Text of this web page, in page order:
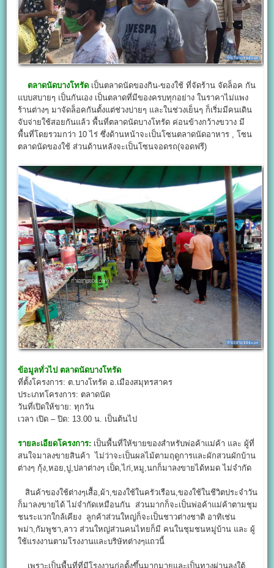
ตลาดนัดบางโทรัด เป็นตลาดนัดของกิน-ของใช้ ที่จัดร้าน จัดล็อค กัน
แบบสบายๆ เป็นกันเอง เป็นตลาดที่มีของครบทุกอย่าง ในราคาไม่แพง
ร้านต่างๆ มาจัดล็อคกันตั้งแต่ช่วงบ่ายๆ และในช่วงเย็นๆ ก็เริ่มมีคนเดิน
จับจ่ายใช้สอยกันแล้ว พื้นที่ตลาดนัดบางโทรัด ค่อนข้างกว้างขวาง มี
พื้นที่โดยรวมกว่า 10 ไร่ ซึ่งด้านหน้าจะเป็นโซนตลาดนัดอาหาร , โซน
ตลาดนัดของใช้ ส่วนด้านหลังจะเป็นโซนจอดรถ(จอดฟรี)
ข้อมูลทั่วไป ตลาดนัดบางโทรัด
ที่ตั้งโครงการ: ต.บางโทรัด อ.เมืองสมุทรสาคร
ประเภทโครงการ: ตลาดนัด
วันที่เปิดให้ขาย: ทุกวัน
เวลา เปิด – ปิด: 13.00 น. เป็นต้นไป
รายละเอียดโครงการ: เป็นพื้นที่ให้ขายของสำหรับพ่อค้าแม่ค้า และ ผู้ที่
สนใจมาลงขายสินค้า ไม่ว่าจะเป็นผลไม้ตามฤดูการและผักสวนผักบ้าน
ต่างๆ กุ้ง,หอย,ปู,ปลาต่างๆ เป็ด,ไก่,หมู,นกก็มาลงขายได้หมด ไม่จำกัด
สินค้าของใช้ต่างๆเสื้อ,ผ้า,ของใช้ในครัวเรือน,ของใช้ในชีวิตประจำวัน
ก็มาลงขายได้ ไม่จำกัดเหมือนกัน ส่วนมากก็จะเป็นพ่อค้าแม่ค้าตามชุม
ชนระแวกใกล้เคียง ลูกค้าส่วนใหญ่ก็จะเป็นชาวต่างชาติ อาทิเช่น
พม่า,กัมพูชา,ลาว ส่วนใหญ่ส่วนคนไทยก็มี คนในชุมชนหมู่บ้าน และ ผู้
ใช้แรงงานตามโรงงานและบริษัทต่างๆแถวนี้
เพราะเป็นพื้นที่ที่มีโรงงานก่อตั้งขึ้นมากมายและเป็นทางผ่านลงใต้